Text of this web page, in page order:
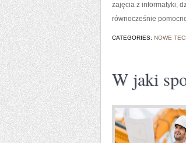
zajęcia z informatyki,
równocześnie
CATEGORIES: NOWE
W jaki